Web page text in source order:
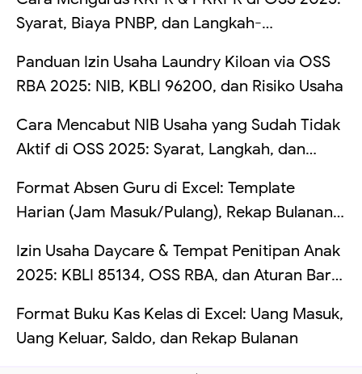
Syarat, Biaya PNBP, dan Langkah-
Panduan Izin Usaha Laundry Kiloan via OSS
RBA 2025: NIB, KBLI 96200, dan Risiko Usaha
Cara Mencabut NIB Usaha yang Sudah Tidak
Aktif di OSS 2025: Syarat, Langkah, dan
Format Absen Guru di Excel: Template
Harian (Jam Masuk/Pulang), Rekap Bulanan
Contoh Tabel)
Izin Usaha Daycare & Tempat Penitipan Anak
2025: KBLI 85134, OSS RBA, dan Aturan Baru
Format Buku Kas Kelas di Excel: Uang Masuk,
Uang Keluar, Saldo, dan Rekap Bulanan